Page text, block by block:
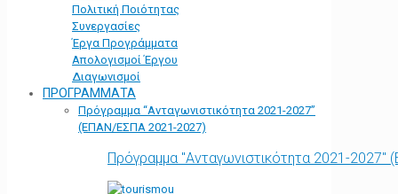
Πολιτική Ποιότητας
Συνεργασίες
Έργα Προγράμματα
Απολογισμοί Έργου
Διαγωνισμοί
ΠΡΟΓΡΑΜΜΑΤΑ
Πρόγραμμα “Ανταγωνιστικότητα 2021-2027”
(ΕΠΑΝ/ΕΣΠΑ 2021-2027)
Πρόγραμμα "Ανταγωνιστικότητα 2021-